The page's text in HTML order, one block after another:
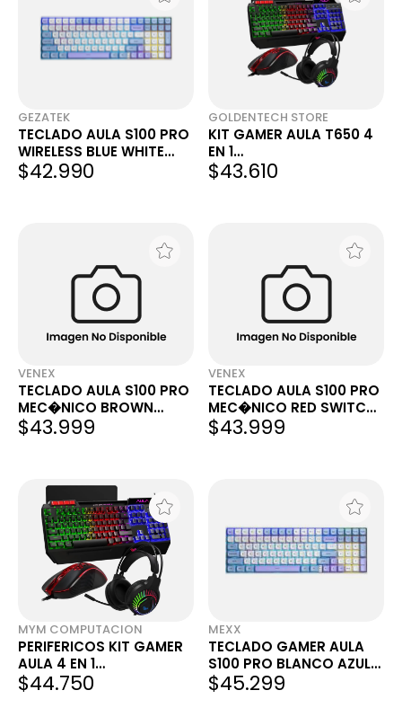
GEZATEK
TECLADO AULA S100 PRO
WIRELESS BLUE WHITE
PURPLE MECÁNICO 95%
RGB RAINBOW SWITCH
$42.990
GOLDENTECH STORE
KIT GAMER AULA T650 4
EN 1
TEC/MOUSE/PAD/AURI
$43.610
VENEX
TECLADO AULA S100 PRO
MEC�NICO BROWN
SWITCH ESPA�OL
WIRELESS...
$43.999
VENEX
TECLADO AULA S100 PRO
MEC�NICO RED SWITCH
ESPA�OL WIRELESS...
$43.999
MYM COMPUTACION
PERIFERICOS KIT GAMER
AULA 4 EN 1
TEC/MOUSE/PAD/AURI
T650
$44.750
MEXX
TECLADO GAMER AULA
S100 PRO BLANCO AZUL
PURPURA SUAVE SW
ROJO
$45.299